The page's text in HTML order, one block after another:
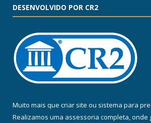
DESENVOLVIDO POR CR2
Muito mais que criar site ou sistema para
Realizamos uma assessoria completa, onde